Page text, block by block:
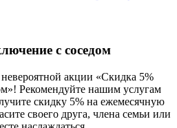
с соседом
акции «Скидка 5%
Рекомендуйте нашим услугам
скидку 5% на ежемесячную
своего друга, члена семьи или